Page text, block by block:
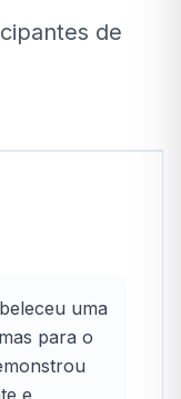
de
uma
para o
e